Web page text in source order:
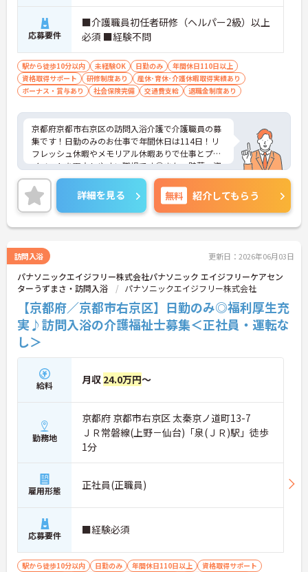
応募要件
■介護職員初任者研修（ヘルパー2級）以上
必須 ■経験不問
駅から徒歩10分以内 未経験OK 日勤のみ
年間休日110日以上
資格取得サポート
研修制度あり
産休･育休･介護休暇取得実績あり
ボーナス・賞与あり
社会保険完備 交通費支給 退職金制度あり
京都府京都市右京区の訪問入浴介護で介護職員の募
集です！日勤のみのお仕事で年間休日は114日！リ
フレッシュ休暇やメモリアル休暇ありで仕事とプラ
イベートを両立しやすい職場です◎また、貯蓄・資
産形成や暮らしに関する福利厚生が充実！安心して
長く働きやすい環境が整っています♪各種研修制度
や資格取得支援制度はもちろん、年1回のキャリア
チャレンジ制度もあり、働きながらスキルアップを
目指せる職場です！ご興味のある方は面接ポイント
詳細を見る 無料 紹介してもらう
訪問入浴 更新日：2026年06月03日
パナソニックエイジフリー株式会社パナソニック エイジフリーケアセン
ターうずまさ・訪問入浴
パナソニックエイジフリー株式会社
【京都府／京都市右京区】日勤のみ◎福利厚生充
実♪訪問入浴の介護福祉士募集＜正社員・運転な
し＞
給料 月収 24.0万円～
勤務地
京都府 京都市右京区 太秦京ノ道町13-7
ＪＲ常磐線(上野－仙台)「泉(ＪＲ)駅」徒歩
1分
雇用形態 正社員(正職員)
応募要件 ■経験必須
駅から徒歩10分以内 日勤のみ 年間休日110日以上
資格取得サポート